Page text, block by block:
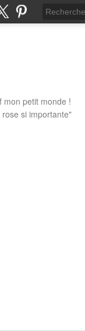
mon petit monde !
si importante"